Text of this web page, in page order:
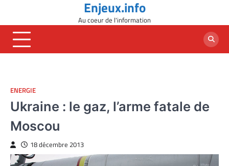
content
Enjeux.info
Au coeur de l'information
ENERGIE
Ukraine : le gaz, l’arme fatale de
Moscou
18 décembre 2013